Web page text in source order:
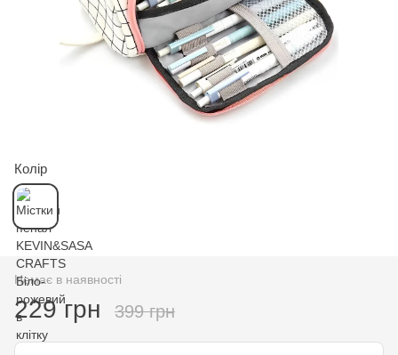
Колір
Немає в наявності
229 грн 399 грн